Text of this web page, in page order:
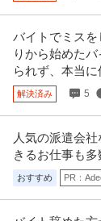
バイトでミス
りから始めた
られず、本当
解決済み 5
人気の派遣会
きるお仕事も多
おすすめ PR：